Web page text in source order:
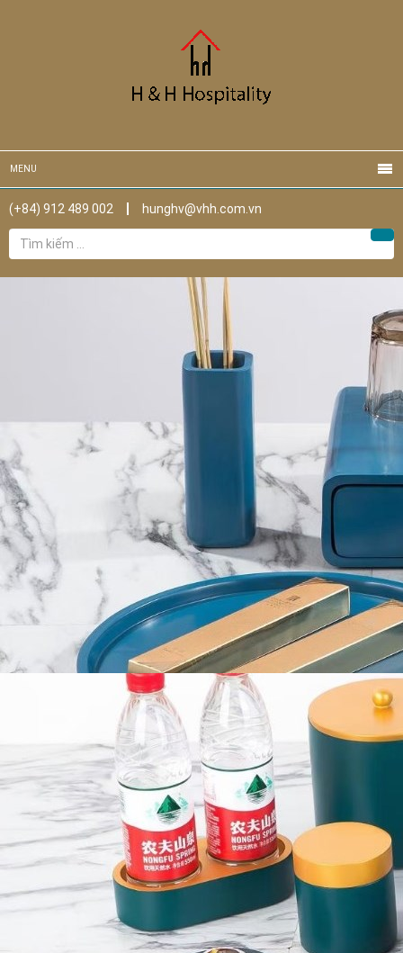
MENU
(+84) 912 489 002
hunghv@vhh.com.vn
Tìm
kiếm
cho: